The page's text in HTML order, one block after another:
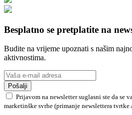
Besplatno se pretplatite na
Budite na vrijeme upoznati s našim
aktivnostima.
Pošalji
Prijavom na newsletter suglasni ste da se
marketinške svrhe (primanje newslettera tvrtke